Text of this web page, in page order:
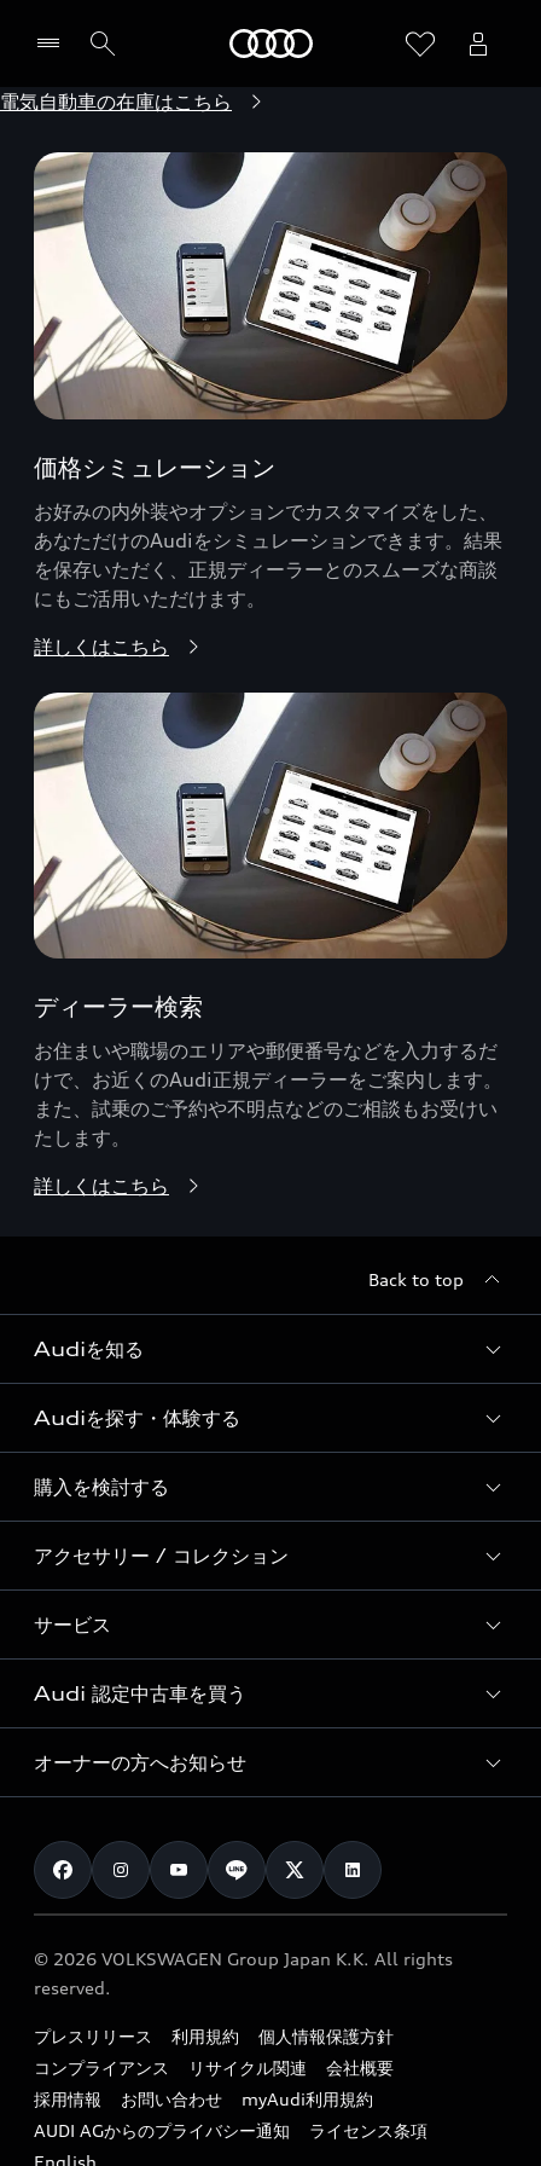
電気自動車の在庫はこちら
価格シミュレーション
お好みの内外装やオプションでカスタマイズをした、
あなただけのAudiをシミュレーションできます。結果
を保存いただく、正規ディーラーとのスムーズな商談
にもご活用いただけます。
詳しくはこちら
ディーラー検索
お住まいや職場のエリアや郵便番号などを入力するだ
けで、お近くのAudi正規ディーラーをご案内します。
また、試乗のご予約や不明点などのご相談もお受けい
たします。
詳しくはこちら
Back to top
Audiを知る
Audi ブランド
Story of Progress
Audi Sport
Formula 1®
デジタルサービス
Audiを探す・体験する
ディーラー検索
新車在庫検索
試乗車・展示車検索
見積り依頼
試乗予約
購入を検討する
モデル一覧
特別仕様モデル / 限定モデル
e-tronラインアップ
価格シミュレーション
車両比較
カタログ一覧
アクセサリー / コレクション
純正アクセサリー
オンラインショップ
Audi collection
アウディナビアプリ
サービス
サービス入庫予約
サービスプログラム
メンテナンス
車検 / 定期点検
e-tronアフターサポート
myAudi
Audi 認定中古車を買う
Audi認定中古車
クオリティ
保証
メンテナンス
ファイナンス
キャンペーン / イベント
買取査定
オーナーの方へお知らせ
お知らせ
オーナー様向けキャンペーン
特定整備適用車一覧
リサイクル法
よくある質問（FAQ）
© 2026 VOLKSWAGEN Group Japan K.K. All rights
reserved.
プレスリリース 利用規約
個人情報保護方針
コンプライアンス
リサイクル関連
会社概要
採用情報
お問い合わせ
myAudi利用規約
AUDI AGからのプライバシー通知
ライセンス条項
English